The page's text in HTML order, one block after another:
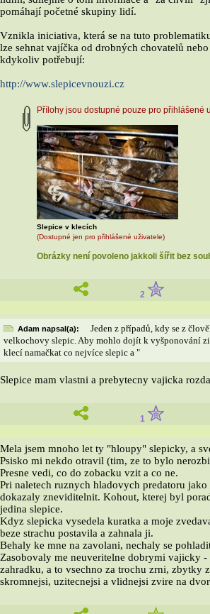
pomáhají početné skupiny lidí.
Vznikla iniciativa, která se na tuto
lze sehnat vajíčka od drobných chovatelů
kdykoliv potřebují:
http://www.slepicevnouzi.cz
Přílohy jsou dostupné pouze pro
Slepice v klecích
(Dostupné jen pro přihlášené uživatele)
Obrázky není povoleno jakkoli šířit bez
2
Adam napsal(a):
Jeden z případů, kdy se z
velkochovy slepic. Aby mohlo dojít k vyšponování
klecí namačkat co nejvíce slepic a "
Slepice mam vlastni a prebytecny vajicka
1
Mela jsem mnoho let ty "hloupy" slepicky, a
Psisko mi nekdo otravil (tim, ze to bylo
Presne vedi, co do zobacku vzit a co ne.
Pri naletech ruznych hladovych predatoru
dokazaly zneviditelnit. Kohout, kterej byl
jedina slepice.
Kdyz slepicka vysedela kuratka a moje
beze strachu postavila a zahnala ji.
Behaly ke mne na zavolani, nechaly se
Zasobovaly me neuveritelne dobrymi vajicky
zahradku, a to vsechno za trochu zrni, zbytky
skromnejsi, uzitecnejsi a vlidnejsi zvire na